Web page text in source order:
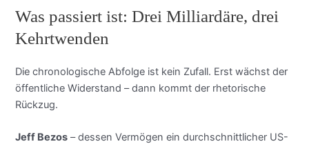
Was passiert ist: Drei Milliardäre, drei
Kehrtwenden
Die chronologische Abfolge ist kein Zufall. Erst wächst der
öffentliche Widerstand – dann kommt der rhetorische
Rückzug.
Jeff Bezos – dessen Vermögen ein durchschnittlicher US-